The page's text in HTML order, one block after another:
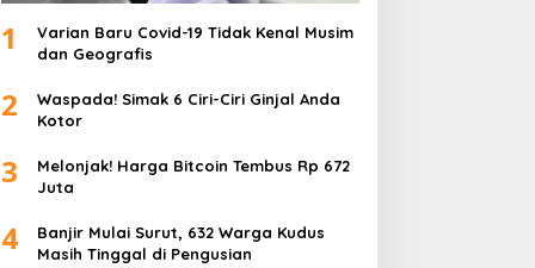
1
Varian Baru Covid-19 Tidak Kenal Musim
dan Geografis
2
Waspada! Simak 6 Ciri-Ciri Ginjal Anda
Kotor
3
Melonjak! Harga Bitcoin Tembus Rp 672
Juta
4
Banjir Mulai Surut, 632 Warga Kudus
Masih Tinggal di Pengusian